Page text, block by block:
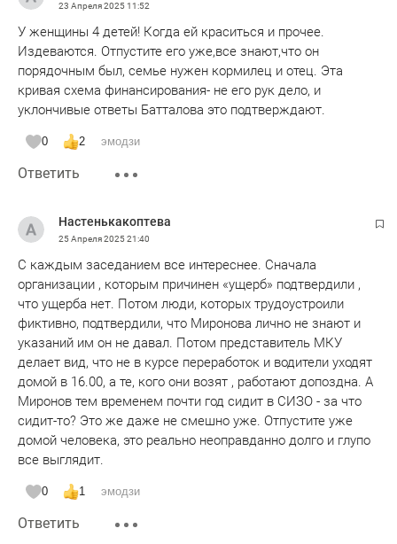
23 Апреля 202511:52
У женщины 4 детей! Когда ей краситься и прочее.
Издеваются. Отпустите его уже,все знают,что он
порядочным был, семье нужен кормилец и отец. Эта
кривая схема финансирования- не его рук дело, и
уклончивые ответы Батталова это подтверждают.
0 2 эмодзи
Ответить
Настенькакоптева
25 Апреля 202521:40
С каждым заседанием все интереснее. Сначала
организации , которым причинен «ущерб» подтвердили ,
что ущерба нет. Потом люди, которых трудоустроили
фиктивно, подтвердили, что Миронова лично не знают и
указаний им он не давал. Потом представитель МКУ
делает вид, что не в курсе переработок и водители уходят
домой в 16.00, а те, кого они возят , работают допоздна. А
Миронов тем временем почти год сидит в СИЗО - за что
сидит-то? Это же даже не смешно уже. Отпустите уже
домой человека, это реально неоправданно долго и глупо
все выглядит.
0 1 эмодзи
Ответить